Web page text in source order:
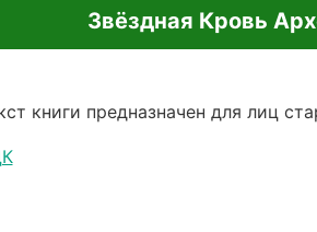
Звёздная Кровь
книги предназначен для лиц